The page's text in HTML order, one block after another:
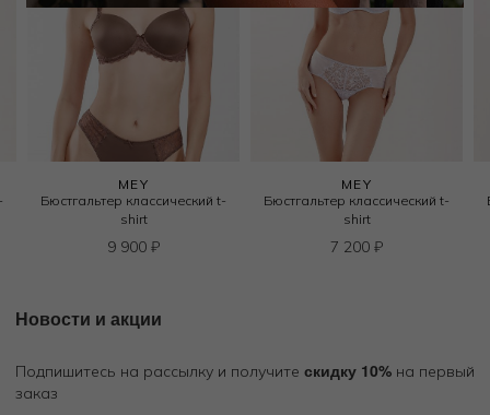
MEY
Бюстгальтер классический t-
shirt
9 900 ₽
MEY
Бюстгальтер классический t-
shirt
7 200 ₽
Новости и акции
Подпишитесь на рассылку и получите скидку 10% на первый
заказ